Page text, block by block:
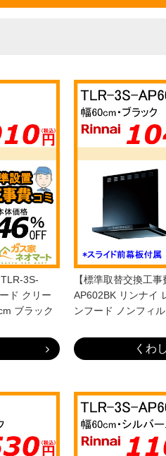
3S-
ド クリー
ブラック
【標準取替交換工
AP602BK リンナイ
ンフード ノンフィ
くわ